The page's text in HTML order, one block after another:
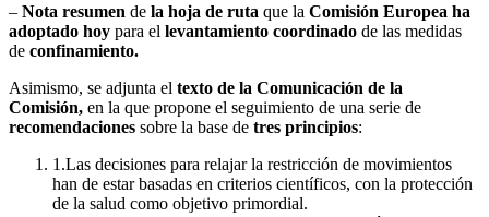
– Nota resumen de la hoja de ruta que la Comisión Europea ha
adoptado hoy para el levantamiento coordinado de las medidas
de confinamiento.
Asimismo, se adjunta el texto de la Comunicación de la
Comisión, en la que propone el seguimiento de una serie de
recomendaciones sobre la base de tres principios:
1.Las decisiones para relajar la restricción de movimientos
han de estar basadas en criterios científicos, con la protección
de la salud como objetivo primordial.